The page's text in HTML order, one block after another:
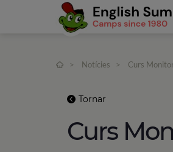
> Notícies > Curs
Tornar
Curs